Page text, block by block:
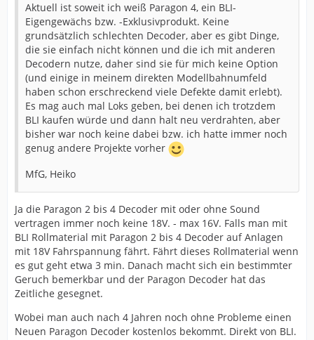
Aktuell ist soweit ich weiß Paragon 4, ein BLI-
Eigengewächs bzw. -Exklusivprodukt. Keine
grundsätzlich schlechten Decoder, aber es gibt Dinge,
die sie einfach nicht können und die ich mit anderen
Decodern nutze, daher sind sie für mich keine Option
(und einige in meinem direkten Modellbahnumfeld
haben schon erschreckend viele Defekte damit erlebt).
Es mag auch mal Loks geben, bei denen ich trotzdem
BLI kaufen würde und dann halt neu verdrahten, aber
bisher war noch keine dabei bzw. ich hatte immer noch
genug andere Projekte vorher
MfG, Heiko
Ja die Paragon 2 bis 4 Decoder mit oder ohne Sound
vertragen immer noch keine 18V. - max 16V. Falls man mit
BLI Rollmaterial mit Paragon 2 bis 4 Decoder auf Anlagen
mit 18V Fahrspannung fährt. Fährt dieses Rollmaterial wenn
es gut geht etwa 3 min. Danach macht sich ein bestimmter
Geruch bemerkbar und der Paragon Decoder hat das
Zeitliche gesegnet.
Wobei man auch nach 4 Jahren noch ohne Probleme einen
Neuen Paragon Decoder kostenlos bekommt. Direkt von BLI.